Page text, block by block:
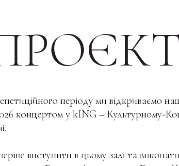
періоду ми відкриваємо
концертом у kING – Культурному-
виступити в цьому залі та